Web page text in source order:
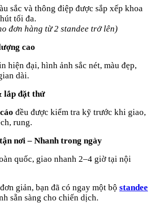
sắc và thông điệp được sắp xếp khoa
tối đa.
đơn hàng từ 2 standee trở lên)
cao
hiện đại, hình ảnh sắc nét, màu đẹp,
dài.
lắp đặt thử
đều được kiểm tra kỹ trước khi giao,
rung.
nơi – Nhanh trong ngày
quốc, giao nhanh 2–4 giờ tại nội
giản, bạn đã có ngay một bộ standee
sẵn sàng cho chiến dịch.